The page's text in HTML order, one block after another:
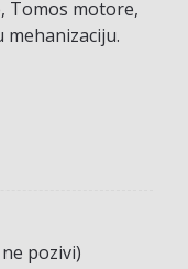
Tomos motore,
pozivi)